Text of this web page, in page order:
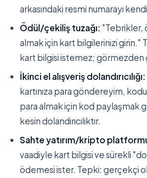
arkasındaki resmi numarayı
Ödül/çekiliş tuzağı: "Tebrikler,
almak için kart bilgilerinizi girin."
kart bilgisi istemez; görmezden
İkinci el alışveriş dolandırıcılığı:
kartınıza para göndereyim,
para almak için kod paylaşmak
kesin dolandırıcılıktır.
Sahte yatırım/kripto
vaadiyle kart bilgisi ve sürekli
ödemesi ister. Tepki: gerçekçi